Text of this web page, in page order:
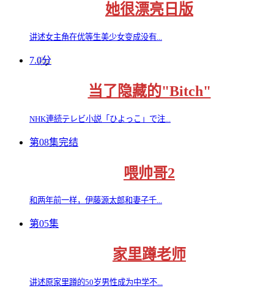
她很漂亮日版
讲述女主角在优等生美少女变成没有...
7.0分
当了隐藏的"Bitch"
NHK連続テレビ小説「ひよっこ」で注...
第08集完结
喂帅哥2
和两年前一样，伊藤源太郎和妻子千...
第05集
家里蹲老师
讲述原家里蹲的50岁男性成为中学不...